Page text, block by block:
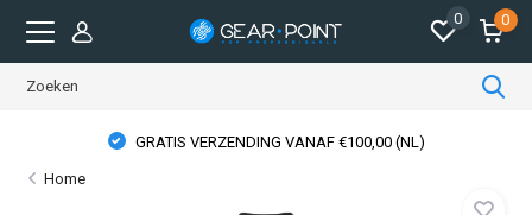
0 0
GRATIS VERZENDING VANAF €100,00 (NL)
Home